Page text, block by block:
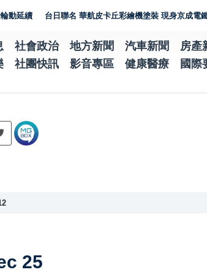
台日聯名 華航皮卡丘彩繪機塗裝 現身京成電鐵Skyliner
社會政治 地方新聞 汽車新聞 房產
社團快訊 影音專區 健康醫療 國際
25